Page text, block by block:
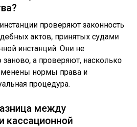
проверяют законность
актов, принятых судами
инстанций. Они не
а проверяют, насколько
нормы права и
процедура.
между
кассационной